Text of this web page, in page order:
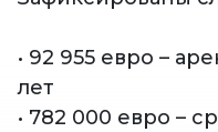
• 92 955 евро –
лет
• 782 000 евро –